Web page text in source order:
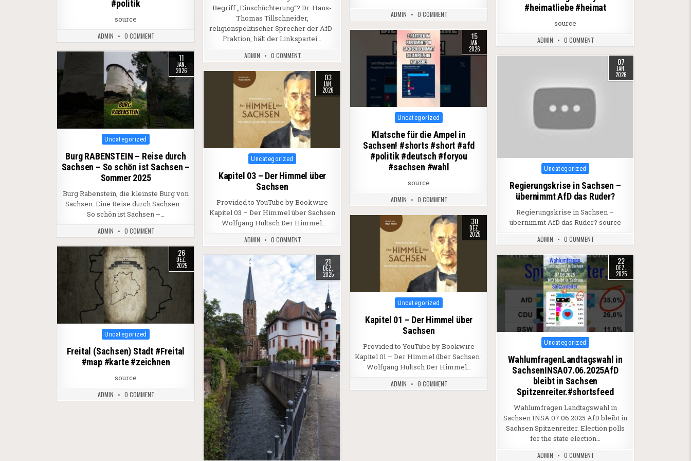
#politik
source
ADMIN 0 COMMENT
Begriff „Einschüchterung“? Dr. Hans-
Thomas Tillschneider,
religionspolitischer Sprecher der AfD-
Fraktion, hält der Linkspartei…
ADMIN 0 COMMENT
ADMIN 0 COMMENT
#heimatliebe #heimat
source
ADMIN 0 COMMENT
15
JAN.
2026
Posted in
Uncategorized
Klatsche für die Ampel in
Sachsen! #shorts #short #afd
#politik #deutsch #foryou
#sachsen #wahl
source
ADMIN 0 COMMENT
11
JAN.
2026
Posted in
Uncategorized
Burg RABENSTEIN – Reise durch
Sachsen – So schön ist Sachsen –
Sommer 2025
Burg Rabenstein, die kleinste Burg von
Sachsen. Eine Reise durch Sachsen –
So schön ist Sachsen –…
ADMIN 0 COMMENT
07
JAN.
2026
Posted in
Uncategorized
Regierungskrise in Sachsen –
übernimmt AfD das Ruder?
Regierungskrise in Sachsen –
übernimmt AfD das Ruder? source
ADMIN 0 COMMENT
03
JAN.
2026
Posted in
Uncategorized
Kapitel 03 – Der Himmel über
Sachsen
Provided to YouTube by Bookwire
Kapitel 03 – Der Himmel über Sachsen
· Wolfgang Hultsch Der Himmel…
ADMIN 0 COMMENT
30
DEZ.
2025
Posted in
Uncategorized
Kapitel 01 – Der Himmel über
Sachsen
Provided to YouTube by Bookwire
Kapitel 01 – Der Himmel über Sachsen ·
Wolfgang Hultsch Der Himmel…
ADMIN 0 COMMENT
26
DEZ.
2025
Posted in
Uncategorized
Freital (Sachsen) Stadt #Freital
#map #karte #zeichnen
source
ADMIN 0 COMMENT
22
DEZ.
2025
Posted in
Uncategorized
WahlumfragenLandtagswahl in
SachsenINSA07.06.2025AfD
bleibt in Sachsen
Spitzenreiter.#shortsfeed
Wahlumfragen Landtagswahl in
Sachsen INSA 07.06.2025 AfD bleibt in
Sachsen Spitzenreiter. Election polls
for the state election…
ADMIN 0 COMMENT
21
DEZ.
2025